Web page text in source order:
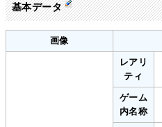
基本データ
画像
レアリ
ティ
ゲーム
内名称